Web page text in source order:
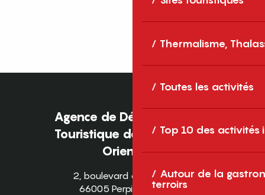
Thermalisme,
Toutes les activités
Top 10 des activités
Autour de la
terroirs
idéale pour partager des moments en
famille tout au long...
Agence de Développement
Touristique des Pyrénées-
Orientales
2, boulevard des Pyrénées
66005 Perpignan Cedex